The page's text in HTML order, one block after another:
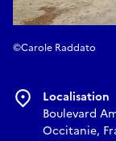
©Carole Raddato
Localisation
Boulevard
Occitanie,